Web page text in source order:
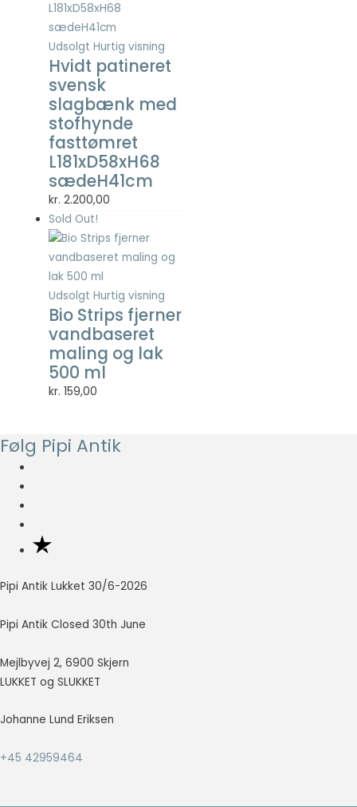
Udsolgt Hurtig visning
Hvidt patineret
svensk
slagbænk med
stofhynde
fasttømret
L181xD58xH68
sædeH41cm
kr. 2.200,00
Sold Out!
Udsolgt Hurtig visning
Bio Strips fjerner
vandbaseret
maling og lak
500 ml
kr. 159,00
Følg Pipi Antik
Pipi Antik Lukket 30/6-2026
Pipi Antik Closed 30th June
Mejlbyvej 2, 6900 Skjern
LUKKET og SLUKKET
Johanne Lund Eriksen
+45 42959464